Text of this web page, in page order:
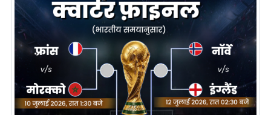
ध
र्म
ज्यो
ति
प्र
भु